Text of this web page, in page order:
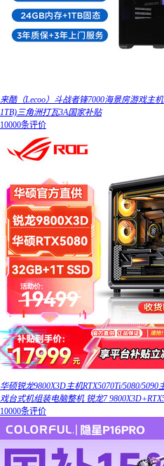
来酷（Lecoo）斗战者锋7000海景房游戏主
1TB)三角洲打瓦3A国家补贴
10000条评价
华硕锐龙9800X3D主机RTX5070Ti/5080/
戏台式机组装电脑整机 锐龙7
10000条评价